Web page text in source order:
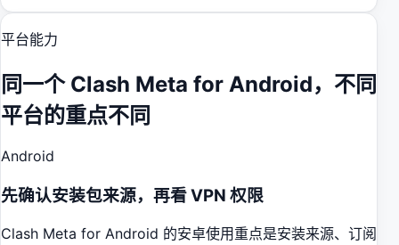
平台能力
同一个 Clash Meta for Android，不同
平台的重点不同
Android
先确认安装包来源，再看 VPN 权限
Clash Meta for Android 的安卓使用重点是安装来源、订阅